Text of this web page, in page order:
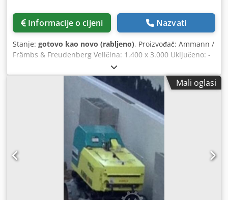
Informacije o cijeni Nazvati
Stanje: gotovo kao novo (rabljeno), Proizvođač: Ammann /
Främbs & Freudenberg Veličina: 1.400 x 3.000 Uključeno: -
Električni motor - Kardansko vratilo - Opružni elementi.
Vibracijski ekran je remontovan, pjeskaren i obojen. Djdpfx
Mali oglasi